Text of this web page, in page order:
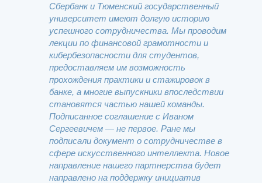
Сбербанк и Тюменский государственный
университет имеют долгую историю
успешного сотрудничества. Мы проводим
лекции по финансовой грамотности и
кибербезопасности для студентов,
предоставляем им возможность
прохождения практики и стажировок в
банке, а многие выпускники впоследствии
становятся частью нашей команды.
Подписанное соглашение с Иваном
Сергеевичем — не первое. Ране мы
подписали документ о сотрудничестве в
сфере искусственного интеллекта. Новое
направление нашего партнерства будет
направлено на поддержку инициатив